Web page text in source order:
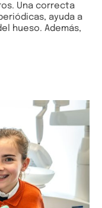
Una correcta
ayuda a
hueso. Además,